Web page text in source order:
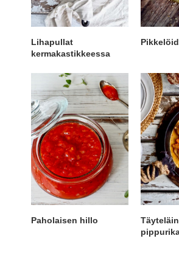
Lihapullat
kermakastikkeessa
Paholaisen hillo